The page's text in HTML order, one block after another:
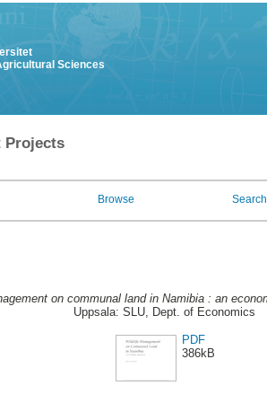
Sciences
Projects
Browse Search
on communal land in Namibia : an
Uppsala: SLU, Dept. of Economics
PDF
386kB